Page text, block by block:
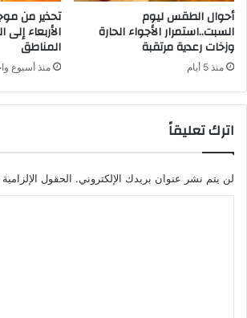
أحوال الطقس ليوم
السبت..استمرار الأجواء الحارة
وزخات رعدية مرتقبة
منذ 5 أيام
تحذير من
الأربعاء
المناطق
منذ أسبوع
اترك تعليقاً
لن يتم نشر عنوان بريدك الإلكتروني. الحقول